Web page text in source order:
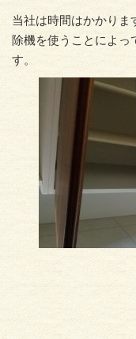
当社は時間はかかりま
除機を使うことによっ
す。